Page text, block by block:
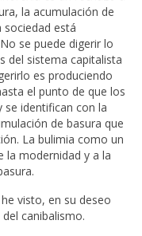
la acumulación de
sociedad está
se puede digerir lo
del sistema capitalista
es produciendo
el punto de que los
identifican con la
de basura que
La bulimia como un
la modernidad y a la
visto, en su deseo
canibalismo.